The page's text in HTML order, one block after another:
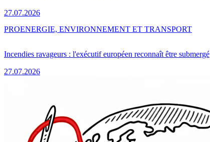
27.07.2026
Incendies ravageurs : l'exécutif européen reconnaît être submergé
27.07.2026
PROENERGIE, ENVIRONNEMENT ET TRANSPORT